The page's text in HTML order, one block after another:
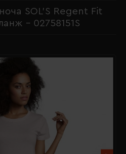
SOL'S Regent Fit
- 02758151S